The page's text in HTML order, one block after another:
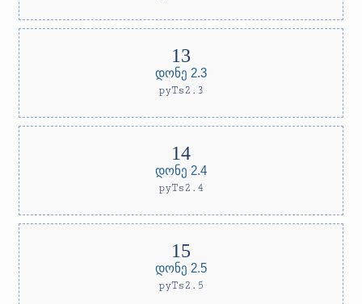
დონე 2.3
pyTs2.3
დონე 2.4
pyTs2.4
დონე 2.5
pyTs2.5